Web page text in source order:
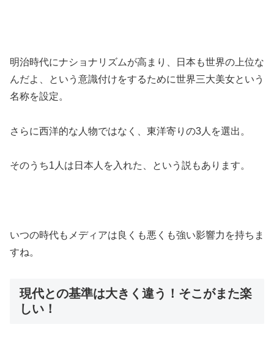
明治時代にナショナリズムが高まり、日本も世界の上位な
んだよ、という意識付けをするために世界三大美女という
名称を設定。
さらに西洋的な人物ではなく、東洋寄りの3人を選出。
そのうち1人は日本人を入れた、という説もあります。
いつの時代もメディアは良くも悪くも強い影響力を持ちま
すね。
現代との基準は大きく違う！そこがまた楽
しい！